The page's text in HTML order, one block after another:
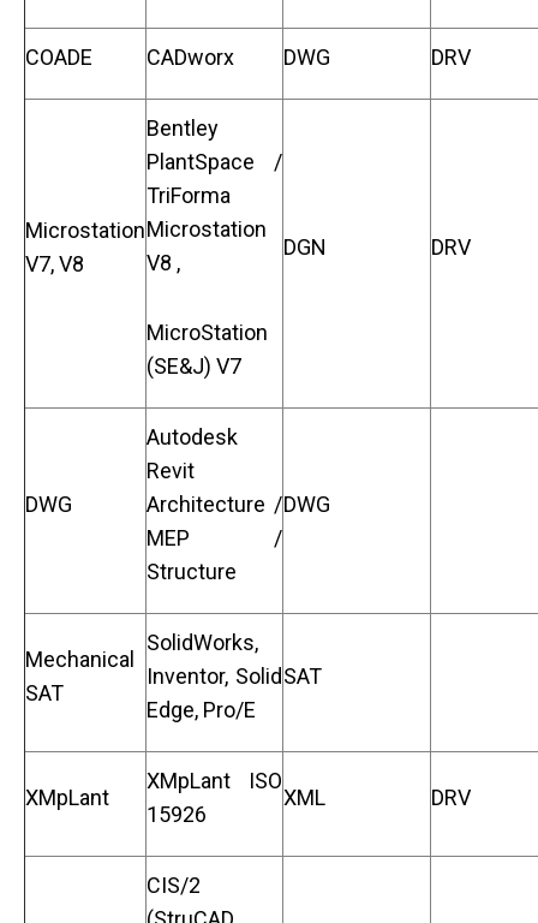
COADE CADworx DWG DRV
Microstation
V7, V8
Bentley
PlantSpace /
TriForma
Microstation
V8 ,
MicroStation
(SE&J) V7
DGN DRV
DWG
Autodesk
Revit
Architecture /
MEP /
Structure
DWG
Mechanical
SAT
SolidWorks,
Inventor, Solid
Edge, Pro/E
SAT
XMpLant
XMpLant ISO
15926
XML DRV
CIS/2